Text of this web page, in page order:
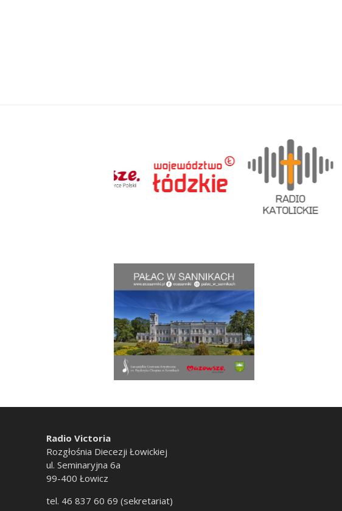
Radio Victoria
Rozgłośnia Diecezji Łowickiej
ul. Seminaryjna 6a
99-400 Łowicz
tel. 46 837 60 69 (sekretariat)